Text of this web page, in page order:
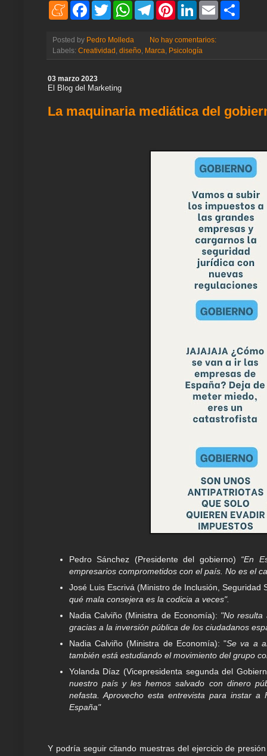
M
a
m
e
F
b
o
o
T
w
t
e
r
W
s
A
p
T
g
r
a
P
e
r
e
L
e
d
I
E
Posted by Pedro Molleda
No hay comentarios:
Labels: Creatividad diseño Marca Psicología
03 marzo 2023
El Blog del Marketing
La maquinaria mediática del
Pedro Sánchez (Presidente del gobierno) “En
empresarios comprometidos con el país. No es el
José Luis Escrivá (Ministro de Inclusión, Seguridad
qué mala consejera es la codicia a veces".
Nadia Calviño (Ministra de Economía): "No resulta
gracias a la inversión pública de los ciudadanos
Nadia Calviño (Ministra de Economía): "Se va a
también está estudiando el movimiento del grupo
Yolanda Díaz (Vicepresidenta segunda del
nuestro país y les hemos salvado con dinero
nefasta. Aprovecho esta entrevista para instar
España"
Y podría seguir citando muestras del ejercicio de